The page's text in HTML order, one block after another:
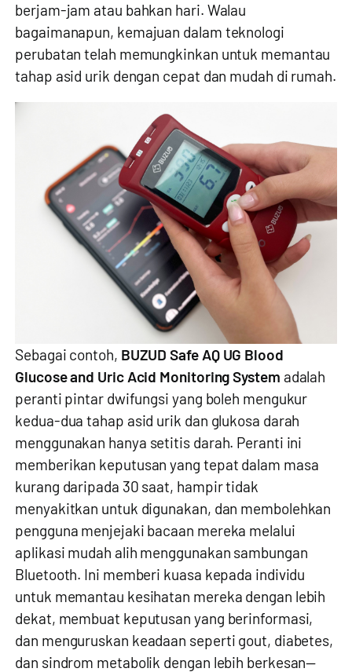
berjam-jam atau bahkan hari. Walau
bagaimanapun, kemajuan dalam teknologi
perubatan telah memungkinkan untuk memantau
tahap asid urik dengan cepat dan mudah di rumah.
Sebagai contoh, BUZUD Safe AQ UG Blood
Glucose and Uric Acid Monitoring System adalah
peranti pintar dwifungsi yang boleh mengukur
kedua-dua tahap asid urik dan glukosa darah
menggunakan hanya setitis darah. Peranti ini
memberikan keputusan yang tepat dalam masa
kurang daripada 30 saat, hampir tidak
menyakitkan untuk digunakan, dan membolehkan
pengguna menjejaki bacaan mereka melalui
aplikasi mudah alih menggunakan sambungan
Bluetooth. Ini memberi kuasa kepada individu
untuk memantau kesihatan mereka dengan lebih
dekat, membuat keputusan yang berinformasi,
dan menguruskan keadaan seperti gout, diabetes,
dan sindrom metabolik dengan lebih berkesan—